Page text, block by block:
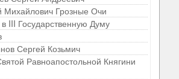
Михайлович Грозные Очи
III Государственную Думу
Сергей Козьмич
Равноапостольной Княгини